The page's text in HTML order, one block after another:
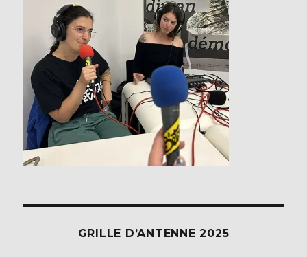
GRILLE D’ANTENNE 2025